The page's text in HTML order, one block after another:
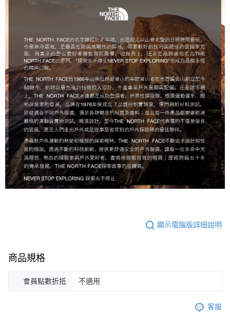
顯示電腦版詳細說明
商品規格
會員點數折抵 不適用
客服